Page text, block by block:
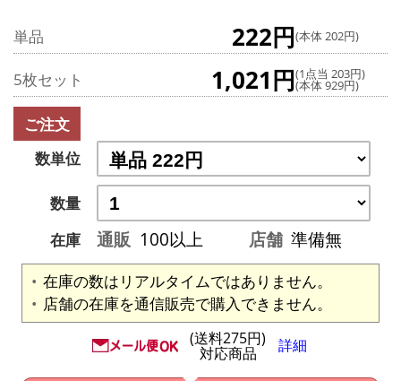
単品 222円(本体 202円)
5枚セット 1,021円(1点当 203円)
(本体 929円)
ご注文
数単位
数量
在庫
通販 100以上 店舗 準備無
在庫の数はリアルタイムではありません。
店舗の在庫を通信販売で購入できません。
(送料275円)
対応商品 詳細